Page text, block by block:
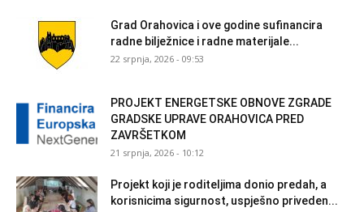
Grad Orahovica i ove godine sufinancira
radne bilježnice i radne materijale...
22 srpnja, 2026 - 09:53
PROJEKT ENERGETSKE OBNOVE ZGRADE
GRADSKE UPRAVE ORAHOVICA PRED
ZAVRŠETKOM
21 srpnja, 2026 - 10:12
Projekt koji je roditeljima donio predah, a
korisnicima sigurnost, uspješno priveden...